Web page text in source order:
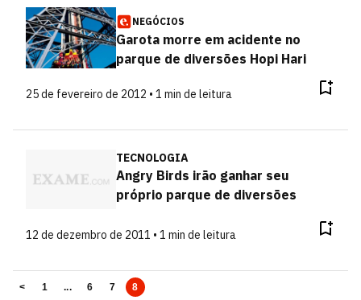
NEGÓCIOS
Garota morre em acidente no
parque de diversões Hopi Hari
25 de fevereiro de 2012 • 1 min de leitura
TECNOLOGIA
Angry Birds irão ganhar seu
próprio parque de diversões
12 de dezembro de 2011 • 1 min de leitura
< 1 ... 6 7 8